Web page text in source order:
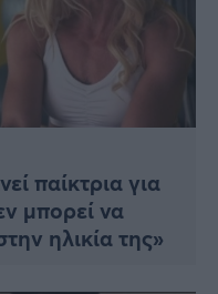
παίκτρια για
μπορεί να
ηλικία της»